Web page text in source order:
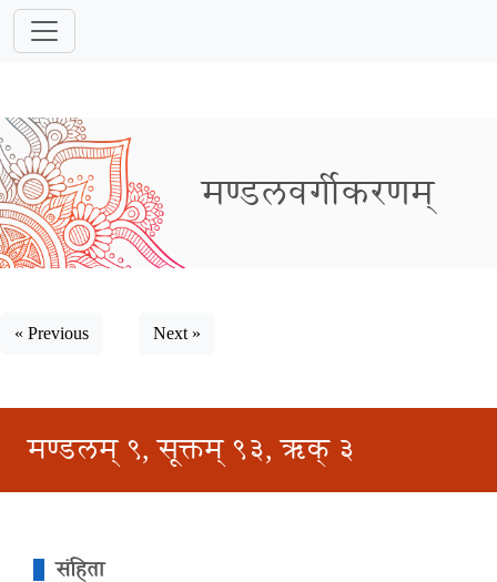
मण्डलवर्गीकरणम्
« Previous Next »
मण्डलम् ९, सूक्तम् ९३, ऋक् ३
संहिता